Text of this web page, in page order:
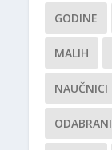
GODINE
MALIH
NAUČNICI
ODABRANI